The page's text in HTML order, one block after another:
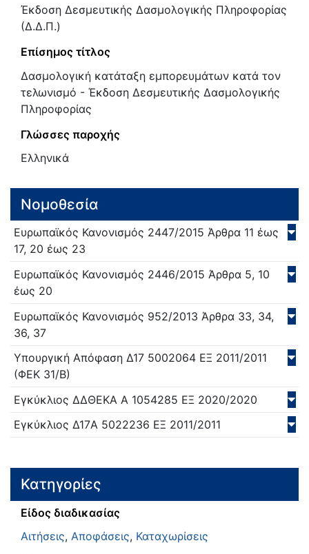
Έκδοση Δεσμευτικής Δασμολογικής Πληροφορίας
(Δ.Δ.Π.)
Επίσημος τίτλος
Δασμολογική κατάταξη εμπορευμάτων κατά τον
τελωνισμό - Έκδοση Δεσμευτικής Δασμολογικής
Πληροφορίας
Γλώσσες παροχής
Ελληνικά
Νομοθεσία
Ευρωπαϊκός Κανονισμός 2447/2015 Άρθρα 11 έως
17, 20 έως 23
Ευρωπαϊκός Κανονισμός 2446/2015 Άρθρα 5, 10
έως 20
Ευρωπαϊκός Κανονισμός 952/2013 Άρθρα 33, 34,
36, 37
Υπουργική Απόφαση Δ17 5002064 ΕΞ 2011/2011
(ΦΕΚ 31/Β)
Εγκύκλιος ΔΔΘΕΚΑ Α 1054285 ΕΞ 2020/2020
Εγκύκλιος Δ17A 5022236 ΕΞ 2011/2011
Κατηγορίες
Είδος διαδικασίας
Αιτήσεις, Αποφάσεις, Καταχωρίσεις